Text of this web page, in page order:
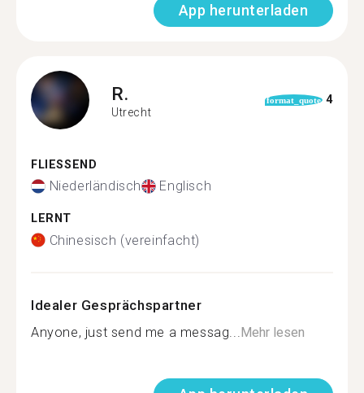
App herunterladen
R.
Utrecht
format_quote 4
FLIESSEND
Niederländisch Englisch
LERNT
Chinesisch (vereinfacht)
Idealer Gesprächspartner
Anyone, just send me a messag... Mehr lesen